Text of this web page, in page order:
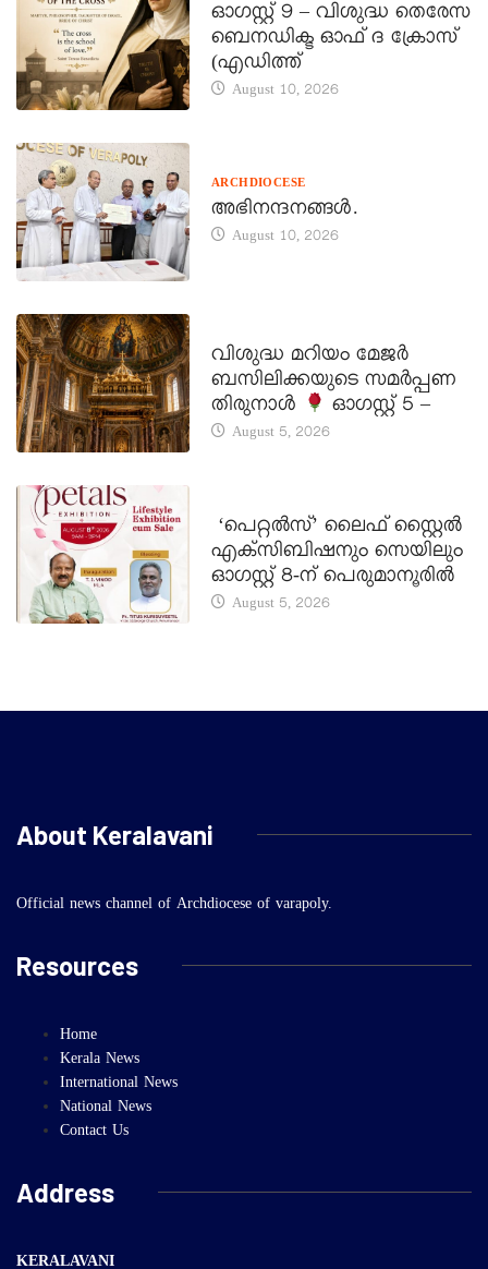
ഓഗസ്റ്റ് 9 – വിശുദ്ധ തെരേസ
ബെനഡിക്ട ഓഫ് ദ ക്രോസ്
(എഡിത്ത്
August 10, 2026
ARCHDIOCESE
അഭിനന്ദനങ്ങൾ.
August 10, 2026
വിശുദ്ധ മറിയം മേജർ
ബസിലിക്കയുടെ സമർപ്പണ
തിരുനാൾ
ഓഗസ്റ്റ് 5 –
August 5, 2026
‘പെറ്റൽസ്’ ലൈഫ് സ്റ്റൈൽ
എക്സിബിഷനും സെയിലും
ഓഗസ്റ്റ് 8-ന് പെരുമാനൂരിൽ
August 5, 2026
About Keralavani
Official news channel of Archdiocese of varapoly.
Resources
Home
Kerala News
International News
National News
Contact Us
Address
KERALAVANI